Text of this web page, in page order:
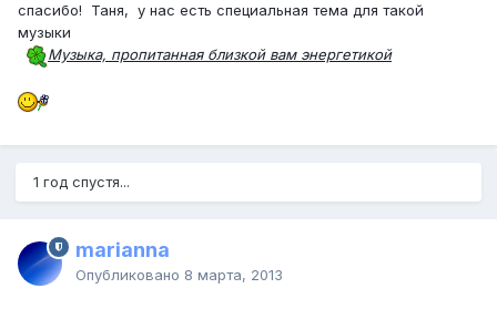
спасибо! Таня, у нас есть специальная тема для такой
музыки
Музыка, пропитанная близкой вам энергетикой
1 год спустя...
marianna
Опубликовано 8 марта, 2013